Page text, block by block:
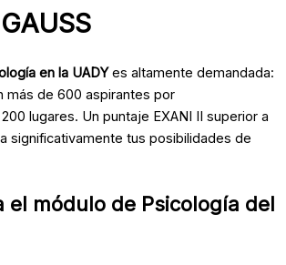
en la UADYes altamente demandada:
más de 600 aspirantes por
lugares. Un puntaje EXANI II superior a
significativamente tus posibilidades de
el módulo de Psicología del